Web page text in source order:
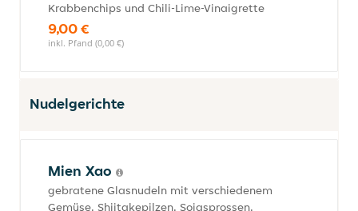
Krabbenchips und Chili-Lime-Vinaigrette
9,00 €
inkl. Pfand (0,00 €)
Nudelgerichte
Mien Xao
gebratene Glasnudeln mit verschiedenem
Gemüse, Shiitakepilzen, Sojasprossen,